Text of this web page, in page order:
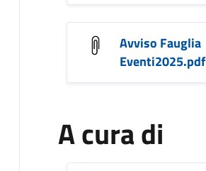
Avviso Fauglia
Eventi2025.pdf
A cura di